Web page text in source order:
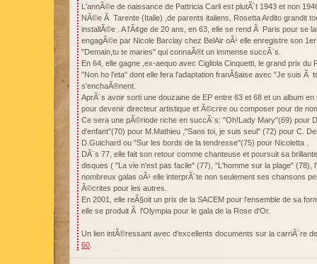
L'annÃ©e de naissance de Pattricia Carli est plutÃ´t 1943 et non
NÃ©e Ã Tarente (Italie) ,de parents italiens, Rosetta Ardito grandit
installÃ©e . A l'Ã¢ge de 20 ans, en 63, elle se rend Ã Paris pour se
engagÃ©e par Nicole Barclay chez BelAir oÃ¹ elle enregistre son
"Demain,tu te maries" qui connaÃ®t un immense succÃ¨s.
En 64, elle gagne ,ex-aequo avec Cigliola Cinquetti, le grand prix
"Non ho l'eta" dont elle fera l'adaptation franÃ§aise avec "Je suis Ã
s'enchaÃ®nent.
AprÃ¨s avoir sorti une douzaine de EP entre 63 et 68 et un album en
pour devenir directeur artistique et Ã©crire ou composer pour de
Ce sera une pÃ©riode riche en succÃ¨s: "Oh!Lady Mary"(69) pour
d'enfant"(70) pour M.Mathieu ,"Sans toi, je suis seul" (72) pour C.
D.Guichard ou "Sur les bords de la tendresse"(75) pour Nicoletta .
DÃ¨s 77, elle fait son retour comme chanteuse et poursuit sa
disques ( "La vie n'est pas facile" (77), "L'homme sur la plage"
nombreux galas oÃ¹ elle interprÃ¨te non seulement ses chansons
Ã©crites pour les autres.
En 2001, elle reÃ§oit un prix de la SACEM pour l'ensemble de sa
elle se produit Ã l'Olympia pour le gala de la Rose d'Or.
Un lien intÃ©ressant avec d'excellents documents sur la carriÃ¨re
60